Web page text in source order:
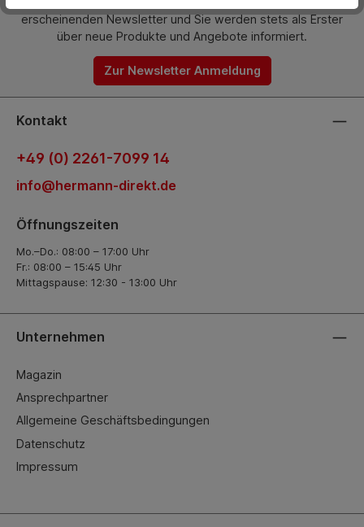
erscheinenden Newsletter und Sie werden stets als Erster
über neue Produkte und Angebote informiert.
Zur Newsletter Anmeldung
Kontakt
+49 (0) 2261-7099 14
info@hermann-direkt.de
Öffnungszeiten
Mo.–Do.: 08:00 – 17:00 Uhr
Fr.: 08:00 – 15:45 Uhr
Mittagspause: 12:30 - 13:00 Uhr
Unternehmen
Magazin
Ansprechpartner
Allgemeine Geschäftsbedingungen
Datenschutz
Impressum